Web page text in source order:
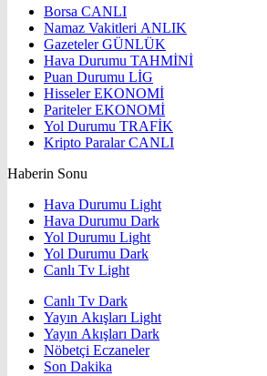
Borsa CANLI
Namaz Vakitleri ANLIK
GazetelerGÜNLÜK
Hava Durumu TAHMİNİ
Puan Durumu LİG
HisselerEKONOMİ
ParitelerEKONOMİ
Yol Durumu TRAFİK
Kripto ParalarCANLI
Haberin Sonu
Hava Durumu Light
Hava Durumu Dark
Yol Durumu Light
Yol Durumu Dark
Canlı Tv Light
Canlı Tv Dark
Yayın Akışları Light
Yayın Akışları Dark
Nöbetçi Eczaneler
Son Dakika